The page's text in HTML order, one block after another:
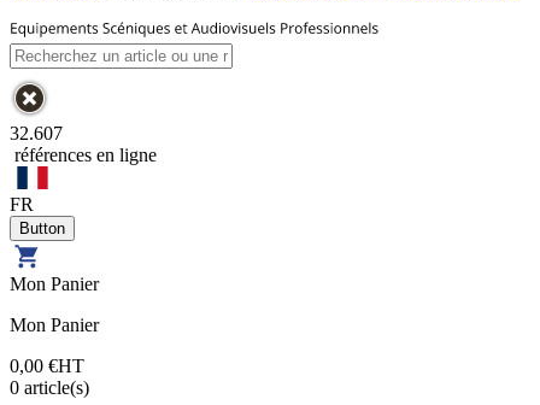
32.607
références en ligne
FR
Mon Panier
Mon Panier
0,00 €HT
0 article(s)